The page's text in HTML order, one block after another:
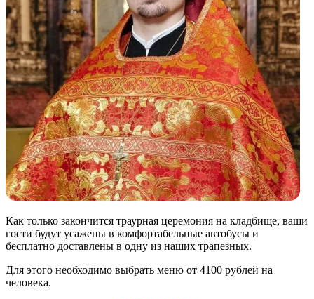
Как только закончится траурная церемония на кладбище, ваши
гости будут усажены в комфортабельные автобусы и
бесплатно доставлены в одну из наших трапезных.
Для этого необходимо выбрать меню от 4100 рублей на
человека.